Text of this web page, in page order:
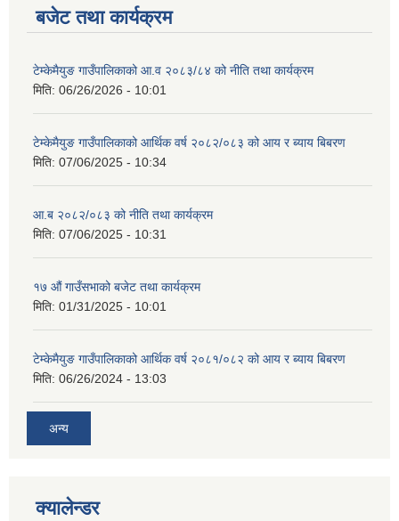
बजेट तथा कार्यक्रम
टेम्केमैयुङ गाउँपालिकाको आ.व २०८३/८४ को नीति तथा कार्यक्रम
मिति: 06/26/2026 - 10:01
टेम्केमैयुङ गाउँपालिकाको आर्थिक वर्ष २०८२/०८३ को आय र ब्याय बिबरण
मिति: 07/06/2025 - 10:34
आ.ब २०८२/०८३ को नीति तथा कार्यक्रम
मिति: 07/06/2025 - 10:31
१७ औं गाउँसभाको बजेट तथा कार्यक्रम
मिति: 01/31/2025 - 10:01
टेम्केमैयुङ गाउँपालिकाको आर्थिक वर्ष २०८१/०८२ को आय र ब्याय बिबरण
मिति: 06/26/2024 - 13:03
अन्य
क्यालेन्डर